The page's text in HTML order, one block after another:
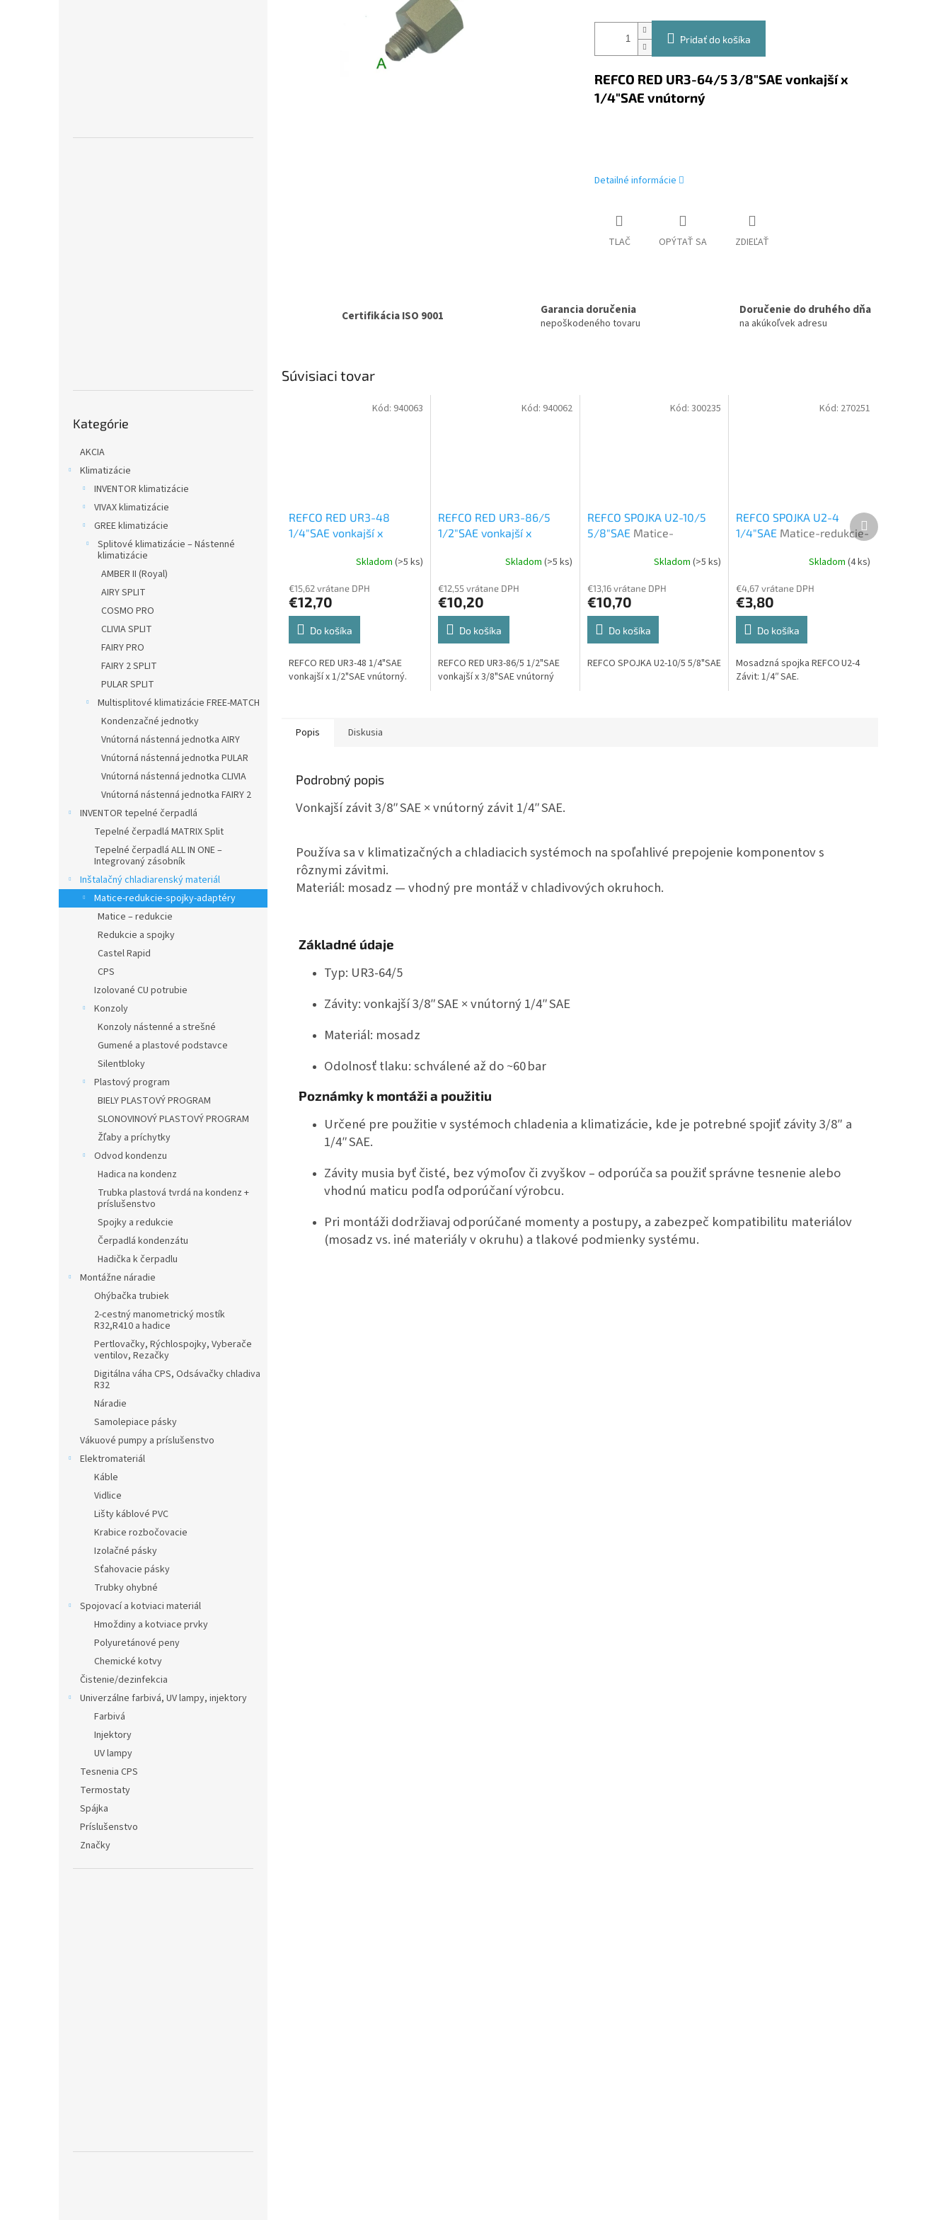
kategórie
Kategórie
AKCIA
Klimatizácie
INVENTOR klimatizácie
VIVAX klimatizácie
GREE klimatizácie
Splitové klimatizácie – Nástenné
klimatizácie
AMBER II (Royal)
AIRY SPLIT
COSMO PRO
CLIVIA SPLIT
FAIRY PRO
FAIRY 2 SPLIT
PULAR SPLIT
Multisplitové klimatizácie FREE-MATCH
Kondenzačné jednotky
Vnútorná nástenná jednotka AIRY
Vnútorná nástenná jednotka PULAR
Vnútorná nástenná jednotka CLIVIA
Vnútorná nástenná jednotka FAIRY 2
INVENTOR tepelné čerpadlá
Tepelné čerpadlá MATRIX Split
Tepelné čerpadlá ALL IN ONE –
Integrovaný zásobník
Inštalačný chladiarenský materiál
Matice-redukcie-spojky-adaptéry
Matice – redukcie
Redukcie a spojky
Castel Rapid
CPS
Izolované CU potrubie
Konzoly
Konzoly nástenné a strešné
Gumené a plastové podstavce
Silentbloky
Plastový program
BIELY PLASTOVÝ PROGRAM
SLONOVINOVÝ PLASTOVÝ PROGRAM
Žľaby a príchytky
Odvod kondenzu
Hadica na kondenz
Trubka plastová tvrdá na kondenz +
príslušenstvo
Spojky a redukcie
Čerpadlá kondenzátu
Hadička k čerpadlu
Montážne náradie
Ohýbačka trubiek
2-cestný manometrický mostík
R32,R410 a hadice
Pertlovačky, Rýchlospojky, Vyberače
ventilov, Rezačky
Digitálna váha CPS, Odsávačky chladiva
R32
Náradie
Samolepiace pásky
Vákuové pumpy a príslušenstvo
Elektromateriál
Káble
Vidlice
Lišty káblové PVC
Krabice rozbočovacie
Izolačné pásky
Sťahovacie pásky
Trubky ohybné
Spojovací a kotviaci materiál
Hmoždiny a kotviace prvky
Polyuretánové peny
Chemické kotvy
Čistenie/dezinfekcia
Univerzálne farbivá, UV lampy, injektory
Farbivá
Injektory
UV lampy
Tesnenia CPS
Termostaty
Spájka
Príslušenstvo
Značky
Pridať do košíka
REFCO RED UR3-64/5 3/8"SAE vonkajší x
1/4"SAE vnútorný
Detailné informácie
TLAČ OPÝTAŤ SA ZDIEĽAŤ
Certifikácia ISO 9001 Garancia doručenia
nepoškodeného tovaru
Doručenie do druhého dňa
na akúkoľvek adresu
Súvisiaci tovar
REFCO RED UR3-48
1/4"SAE vonkajší x
redukcie-spojkySkladom (>5 ks)
€15,62 vrátane DPH
€12,70
Do košíka
REFCO RED UR3-48 1/4"SAE
vonkajší x 1/2"SAE vnútorný.
Kód: 940063
REFCO RED UR3-86/5
1/2"SAE vonkajší x
Matice-redukcie-spojky
Skladom (>5 ks)
€12,55 vrátane DPH
€10,20
Do košíka
REFCO RED UR3-86/5 1/2"SAE
vonkajší x 3/8"SAE vnútorný
Kód: 940062
REFCO SPOJKA U2-10/5
5/8"SAE Matice-
Skladom(>5 ks)
€13,16 vrátane DPH
€10,70
Do košíka
REFCO SPOJKA U2-10/5 5/8"SAE
Kód:300235
REFCO SPOJKA U2-4
1/4"SAE Matice-redukcie-
Skladom (4 ks)
€4,67 vrátane DPH
€3,80
Do košíka
Mosadzná spojka REFCO U2‑4
Závit: 1/4″ SAE.
Kód: 270251
Ďalší
produkt
Popis Diskusia
Podrobný popis
Vonkajší závit 3/8″ SAE × vnútorný závit 1/4″ SAE.
Používa sa v klimatizačných a chladiacich systémoch na spoľahlivé prepojenie komponentov s
rôznymi závitmi.
Materiál: mosadz — vhodný pre montáž v chladivových okruhoch.
Základné údaje
Typ: UR3‑64/5
Závity: vonkajší 3/8″ SAE × vnútorný 1/4″ SAE
Materiál: mosadz
Odolnosť tlaku: schválené až do ~60 bar
Poznámky k montáži a použitiu
Určené pre použitie v systémoch chladenia a klimatizácie, kde je potrebné spojiť závity 3/8″ a
1/4″ SAE.
Závity musia byť čisté, bez výmoľov či zvyškov – odporúča sa použiť správne tesnenie alebo
vhodnú maticu podľa odporúčaní výrobcu.
Pri montáži dodržiavaj odporúčané momenty a postupy, a zabezpeč kompatibilitu materiálov
(mosadz vs. iné materiály v okruhu) a tlakové podmienky systému.